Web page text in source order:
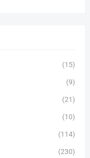
(15)
(9)
(21)
(10)
(114)
(230)